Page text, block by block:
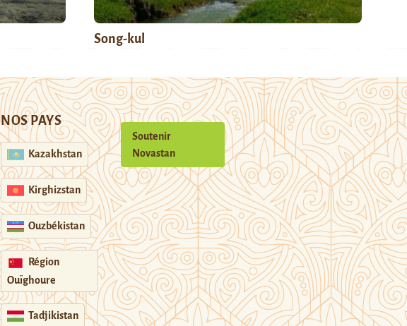
Song-kul
NOS PAYS
Kazakhstan
Kirghizstan
Ouzbékistan
Région
Ouïghoure
Tadjikistan
Soutenir
Novastan